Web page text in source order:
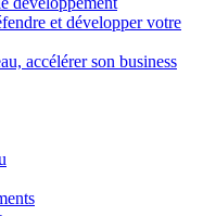
et développer votre
accélérer son business